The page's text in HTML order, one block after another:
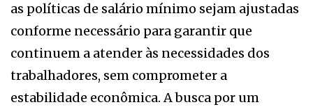
as políticas de salário mínimo sejam ajustadas
conforme necessário para garantir que
continuem a atender às necessidades dos
trabalhadores, sem comprometer a
estabilidade econômica. A busca por um